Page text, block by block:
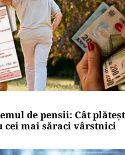
de pensii: Cât
cei mai săraci vârstnici